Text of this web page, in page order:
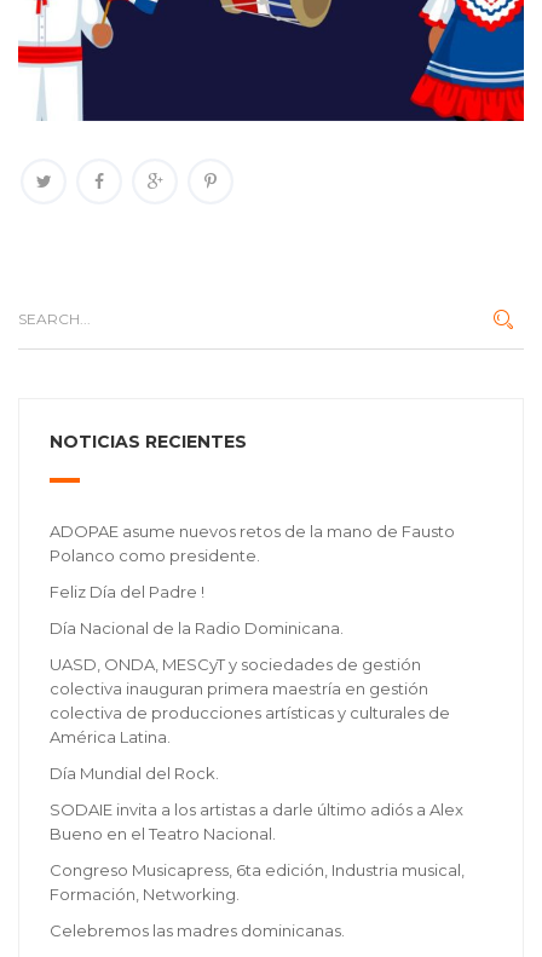
NOTICIAS RECIENTES
ADOPAE asume nuevos retos de la mano de Fausto
Polanco como presidente.
Feliz Día del Padre !
Día Nacional de la Radio Dominicana.
UASD, ONDA, MESCyT y sociedades de gestión
colectiva inauguran primera maestría en gestión
colectiva de producciones artísticas y culturales de
América Latina.
Día Mundial del Rock.
SODAIE invita a los artistas a darle último adiós a Alex
Bueno en el Teatro Nacional.
Congreso Musicapress, 6ta edición, Industria musical,
Formación, Networking.
Celebremos las madres dominicanas.